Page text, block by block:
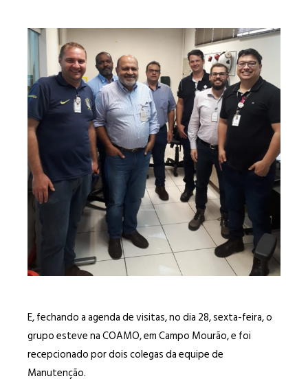
E, fechando a agenda de visitas, no dia 28, sexta-feira, o
grupo esteve na COAMO, em Campo Mourão, e foi
recepcionado por dois colegas da equipe de
Manutenção.